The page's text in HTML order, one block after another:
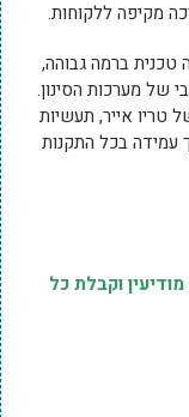
מקיפה ללקוחות.
טכנית ברמה גבוהה,
של מערכות הסינון.
טריו אייר, תעשיות
עמידה בכל התקנות
וקבלת כל